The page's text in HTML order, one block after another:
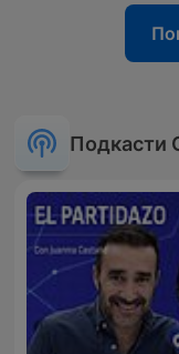
Подкасти